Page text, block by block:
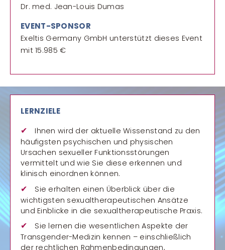
Dr. med. Jean-Louis Dumas
EVENT-SPONSOR
Exeltis Germany GmbH unterstützt dieses Event
mit 15.985 €
LERNZIELE
Ihnen wird der aktuelle Wissenstand zu den
häufigsten psychischen und physischen
Ursachen sexueller Funktionsstörungen
vermittelt und wie Sie diese erkennen und
klinisch einordnen können.
Sie erhalten einen Überblick über die
wichtigsten sexualtherapeutischen Ansätze
und Einblicke in die sexualtherapeutische Praxis.
Sie lernen die wesentlichen Aspekte der
Transgender-Medizin kennen – einschließlich
der rechtlichen Rahmenbedingungen,